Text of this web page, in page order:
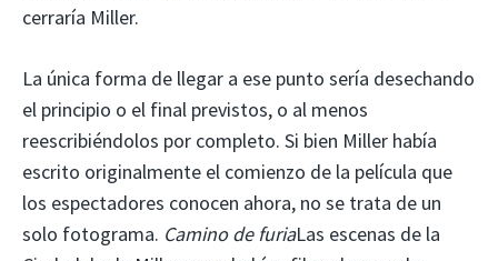
cerraría Miller.
La única forma de llegar a ese punto sería desechando
el principio o el final previstos, o al menos
reescribiéndolos por completo. Si bien Miller había
escrito originalmente el comienzo de la película que
los espectadores conocen ahora, no se trata de un
solo fotograma. Camino de furiaLas escenas de la